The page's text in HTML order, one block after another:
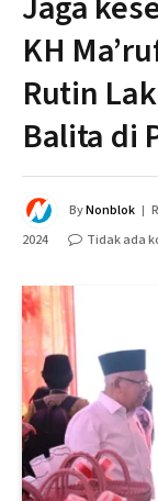
KH
Rutin
Balita di
ByNonblok
2024
Tidak ada